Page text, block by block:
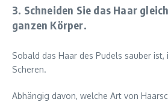
3. Schneiden Sie das Haar
ganzen Körper.
Sobald das Haar des Pudels sauber
Scheren.
Abhängig davon, welche Art von